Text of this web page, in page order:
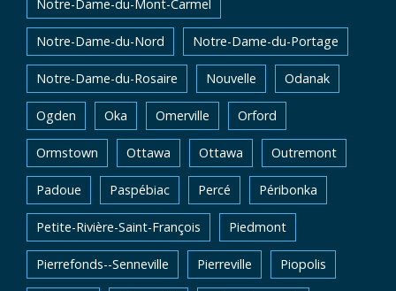
Notre-Dame-du-Mont-Carmel
Notre-Dame-du-Nord Notre-Dame-du-Portage
Notre-Dame-du-Rosaire Nouvelle Odanak
Ogden Oka Omerville Orford
Ormstown Ottawa Ottawa Outremont
Padoue Paspébiac Percé Péribonka
Petite-Rivière-Saint-François Piedmont
Pierrefonds--Senneville Pierreville Piopolis